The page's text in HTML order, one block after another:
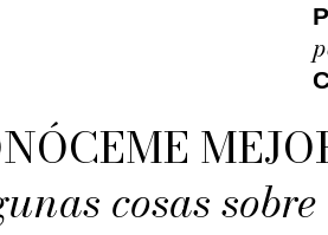
cosas